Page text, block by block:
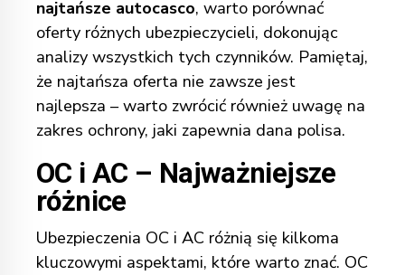
najtańsze autocasco, warto porównać
oferty różnych ubezpieczycieli, dokonując
analizy wszystkich tych czynników. Pamiętaj,
że najtańsza oferta nie zawsze jest
najlepsza – warto zwrócić również uwagę na
zakres ochrony, jaki zapewnia dana polisa.
OC i AC – Najważniejsze
różnice
Ubezpieczenia OC i AC różnią się kilkoma
kluczowymi aspektami, które warto znać. OC